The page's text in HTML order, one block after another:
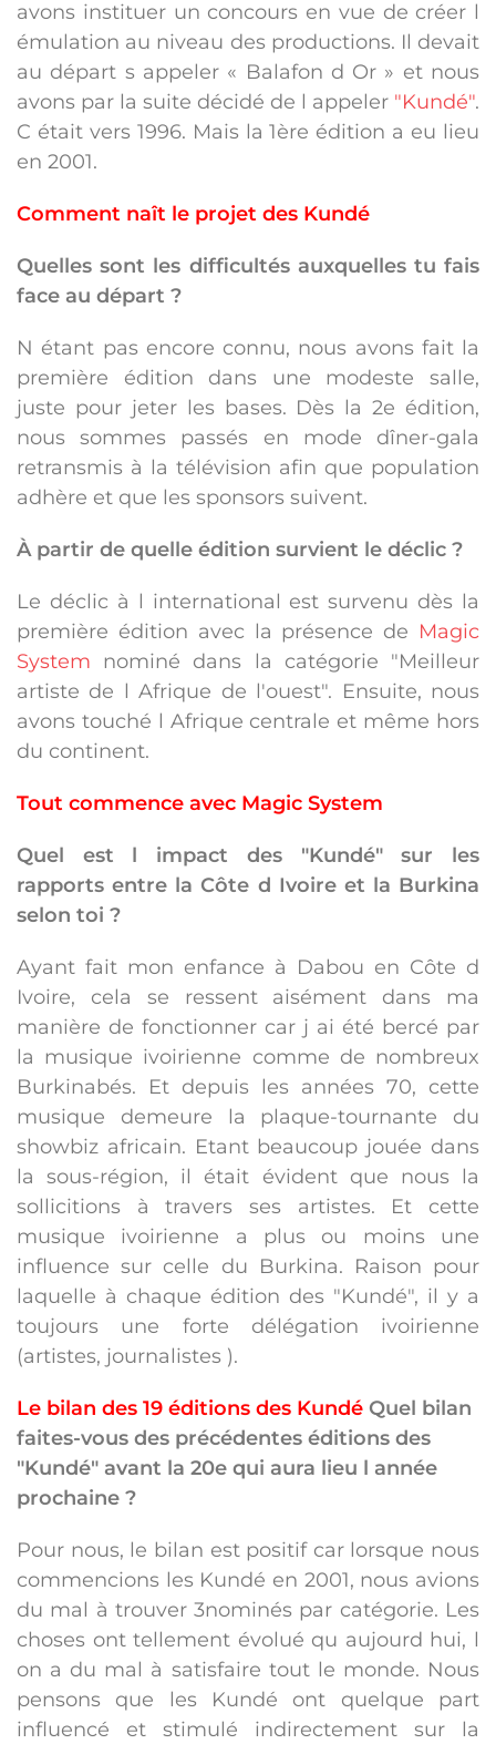
avons instituer un concours en vue de créer l
émulation au niveau des productions. Il devait
au départ s appeler « Balafon d Or » et nous
avons par la suite décidé de l appeler "Kundé".
C était vers 1996. Mais la 1ère édition a eu lieu
en 2001.
Comment naît le projet des Kundé
Quelles sont les difficultés auxquelles tu fais
face au départ ?
N étant pas encore connu, nous avons fait la
première édition dans une modeste salle,
juste pour jeter les bases. Dès la 2e édition,
nous sommes passés en mode dîner-gala
retransmis à la télévision afin que population
adhère et que les sponsors suivent.
À partir de quelle édition survient le déclic ?
Le déclic à l international est survenu dès la
première édition avec la présence de Magic
System nominé dans la catégorie "Meilleur
artiste de l Afrique de l'ouest". Ensuite, nous
avons touché l Afrique centrale et même hors
du continent.
Tout commence avec Magic System
Quel est l impact des "Kundé" sur les
rapports entre la Côte d Ivoire et la Burkina
selon toi ?
Ayant fait mon enfance à Dabou en Côte d
Ivoire, cela se ressent aisément dans ma
manière de fonctionner car j ai été bercé par
la musique ivoirienne comme de nombreux
Burkinabés. Et depuis les années 70, cette
musique demeure la plaque-tournante du
showbiz africain. Etant beaucoup jouée dans
la sous-région, il était évident que nous la
sollicitions à travers ses artistes. Et cette
musique ivoirienne a plus ou moins une
influence sur celle du Burkina. Raison pour
laquelle à chaque édition des "Kundé", il y a
toujours une forte délégation ivoirienne
(artistes, journalistes ).
Le bilan des 19 éditions des Kundé Quel bilan
faites-vous des précédentes éditions des
"Kundé" avant la 20e qui aura lieu l année
prochaine ?
Pour nous, le bilan est positif car lorsque nous
commencions les Kundé en 2001, nous avions
du mal à trouver 3nominés par catégorie. Les
choses ont tellement évolué qu aujourd hui, l
on a du mal à satisfaire tout le monde. Nous
pensons que les Kundé ont quelque part
influencé et stimulé indirectement sur la